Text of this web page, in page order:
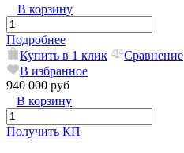
В корзину
Подробнее
Купить в 1 клик
Сравнение
В избранное
940 000 руб
В корзину
Получить КП